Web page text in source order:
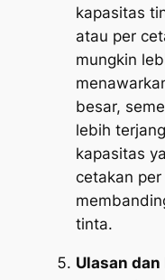
kapasitas
atau per
mungkin
besar,
lebih
kapasitas
cetakan
tinta.
Ulasan